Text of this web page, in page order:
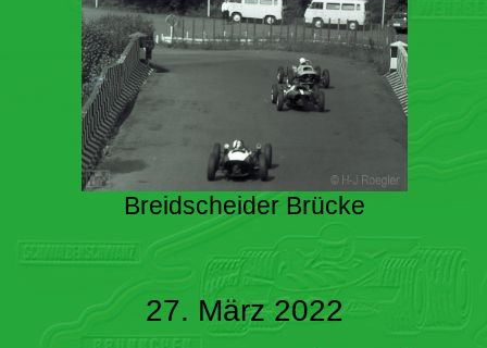
Breidscheider Brücke
27. März 2022